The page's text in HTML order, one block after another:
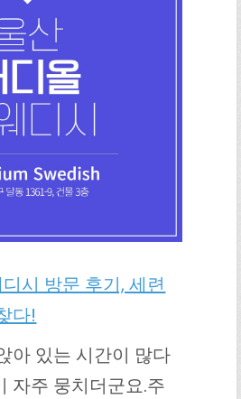
시 방문 후기, 세련
다!
아 있는 시간이 많다
자주 뭉치더군요.주